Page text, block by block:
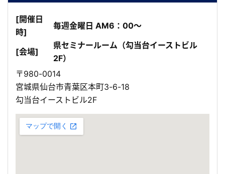
[開催日
時]
毎週金曜日 AM6：00～
[会場]
県セミナールーム（勾当台イーストビル
2F）
〒980-0014
宮城県仙台市青葉区本町3-6-18
勾当台イーストビル2F